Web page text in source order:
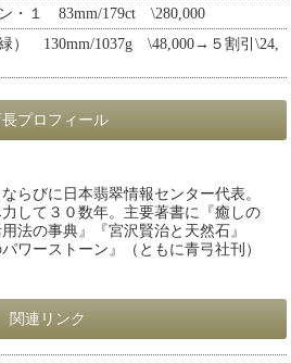
・１ 83mm/179ct \280,000
緑） 130mm/1037g \48,000→５割引\24,
長プロフィール
らびに日本翡翠情報センター代表。
して３０数年。主要著書に『癒しの
法の事典』『宮沢賢治と天然石』
ワーストーン』（ともに青弓社刊）
関連リンク